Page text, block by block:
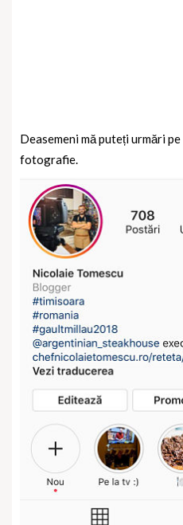
Deasemeni mă puteți urmări pe
fotografie.